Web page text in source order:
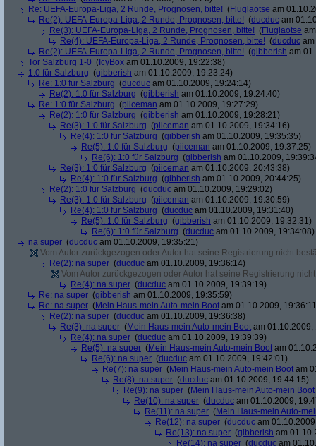
Re: UEFA-Europa-Liga, 2 Runde, Prognosen, bitte! (Fluglaotse am
Re(2): UEFA-Europa-Liga, 2 Runde, Prognosen, bitte! (ducduc am
Re(3): UEFA-Europa-Liga, 2 Runde, Prognosen, bitte! (Fluglaotse
Re(4): UEFA-Europa-Liga, 2 Runde, Prognosen, bitte! (ducduc
Re(2): UEFA-Europa-Liga, 2 Runde, Prognosen, bitte! (gibberish am
Tor Salzburg 1-0 ( IcyBox am 01.10.2009, 19:22:38)
1:0 für Salzburg (gibberish am 01.10.2009, 19:23:24)
Re: 1:0 für Salzburg (ducduc am 01.10.2009, 19:24:14)
Re(2): 1:0 für Salzburg (gibberish am 01.10.2009, 19:24:40)
Re: 1:0 für Salzburg (piiceman am 01.10.2009, 19:27:29)
Re(2): 1:0 für Salzburg (gibberish am 01.10.2009, 19:28:21)
Re(3): 1:0 für Salzburg (piiceman am 01.10.2009, 19:34:16)
Re(4): 1:0 für Salzburg (gibberish am 01.10.2009, 19:35:35)
Re(5): 1:0 für Salzburg (piiceman am 01.10.2009, 19:37:25)
Re(6): 1:0 für Salzburg (gibberish am 01.10.2009,
Re(3): 1:0 für Salzburg (piiceman am 01.10.2009, 20:43:38)
Re(4): 1:0 für Salzburg (gibberish am 01.10.2009, 20:44:25)
Re(2): 1:0 für Salzburg (ducduc am 01.10.2009, 19:29:02)
Re(3): 1:0 für Salzburg (piiceman am 01.10.2009, 19:30:59)
Re(4): 1:0 für Salzburg (ducduc am 01.10.2009, 19:31:40)
Re(5): 1:0 für Salzburg (gibberish am 01.10.2009, 19:32:31)
Re(6): 1:0 für Salzburg (ducduc am 01.10.2009, 19:34:08)
na super (ducduc am 01.10.2009, 19:35:21)
Vom Autor zurückgezogen oder Autor hat seine Registrierung nicht
Re(2): na super (ducduc am 01.10.2009, 19:36:14)
Vom Autor zurückgezogen oder Autor hat seine Registrierung
Re(4): na super (ducduc am 01.10.2009, 19:39:19)
Re: na super (gibberish am 01.10.2009, 19:35:59)
Re: na super (Mein Haus-mein Auto-mein Boot am 01.10.2009,
Re(2): na super (ducduc am 01.10.2009, 19:36:38)
Re(3): na super (Mein Haus-mein Auto-mein Boot am 01.10.2009,
Re(4): na super (ducduc am 01.10.2009, 19:39:39)
Re(5): na super (Mein Haus-mein Auto-mein Boot am
Re(6): na super (ducduc am 01.10.2009, 19:42:01)
Re(7): na super (Mein Haus-mein Auto-mein Boot am
Re(8): na super (ducduc am 01.10.2009, 19:44:15)
Re(9): na super (Mein Haus-mein Auto-mein Boot
Re(10): na super (ducduc am 01.10.2009,
Re(11): na super (Mein Haus-mein Auto-
Re(12): na super (ducduc am
Re(13): na super (gibberish am
Re(14): na super (ducduc am